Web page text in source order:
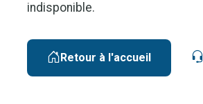
indisponible.
Retour à l'accueil